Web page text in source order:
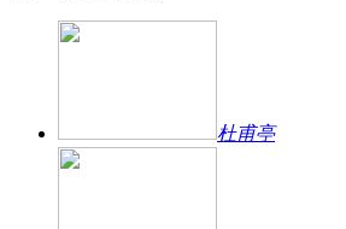
杜甫亭